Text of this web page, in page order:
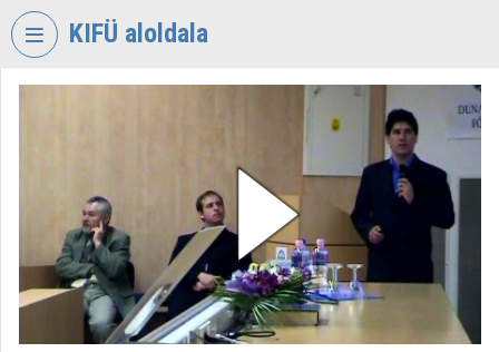
Fejléc kihagyása
KIFÜ aloldala
FEJLESZTÉSI
ÜGYNÖKSÉG
Intézményi kezdőlap
Bejelentkezés